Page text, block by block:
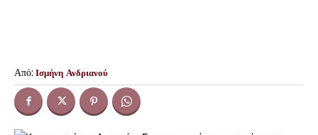
Από: Ισμήνη Ανδριανού